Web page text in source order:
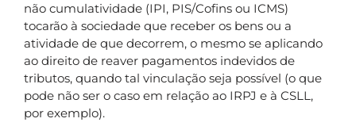
não cumulatividade (IPI, PIS/Cofins ou ICMS)
tocarão à sociedade que receber os bens ou a
atividade de que decorrem, o mesmo se aplicando
ao direito de reaver pagamentos indevidos de
tributos, quando tal vinculação seja possível (o que
pode não ser o caso em relação ao IRPJ e à CSLL,
por exemplo).